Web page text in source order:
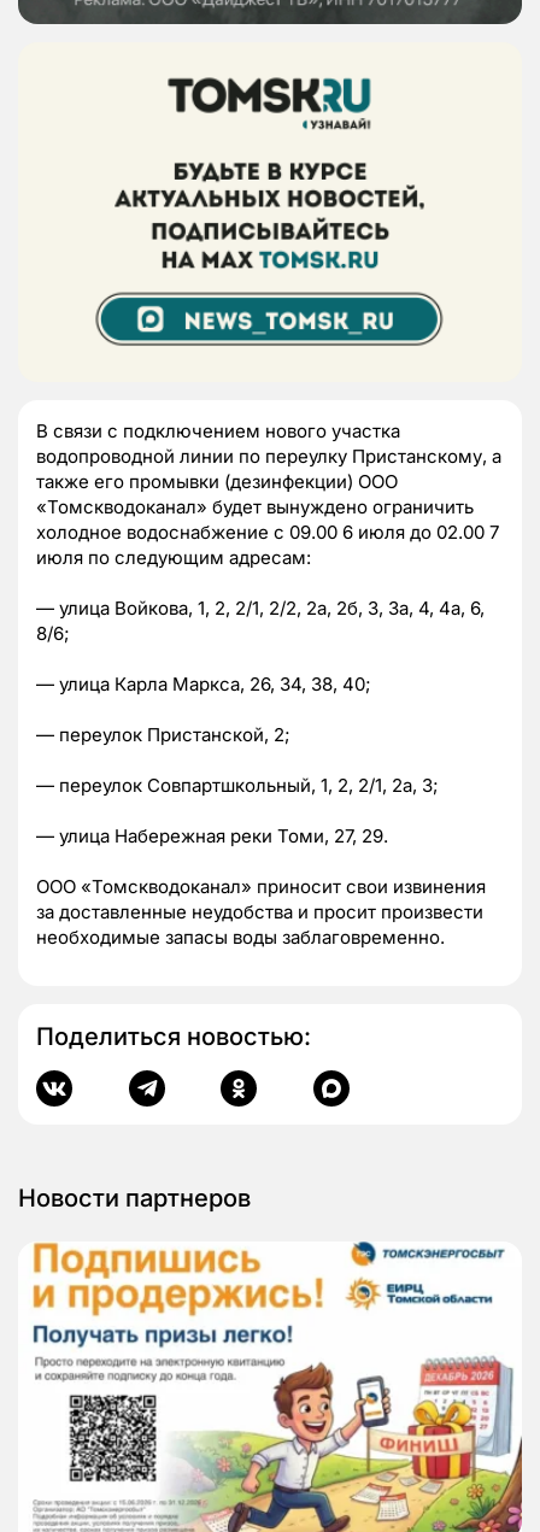
В связи с подключением нового участка
водопроводной линии по переулку Пристанскому, а
также его промывки (дезинфекции) ООО
«Томскводоканал» будет вынуждено ограничить
холодное водоснабжение с 09.00 6 июля до 02.00 7
июля по следующим адресам:
— улица Войкова, 1, 2, 2/1, 2/2, 2а, 2б, 3, 3а, 4, 4а, 6,
8/6;
— улица Карла Маркса, 26, 34, 38, 40;
— переулок Пристанской, 2;
— переулок Совпартшкольный, 1, 2, 2/1, 2а, 3;
— улица Набережная реки Томи, 27, 29.
ООО «Томскводоканал» приносит свои извинения
за доставленные неудобства и просит произвести
необходимые запасы воды заблаговременно.
Поделиться новостью:
Новости партнеров